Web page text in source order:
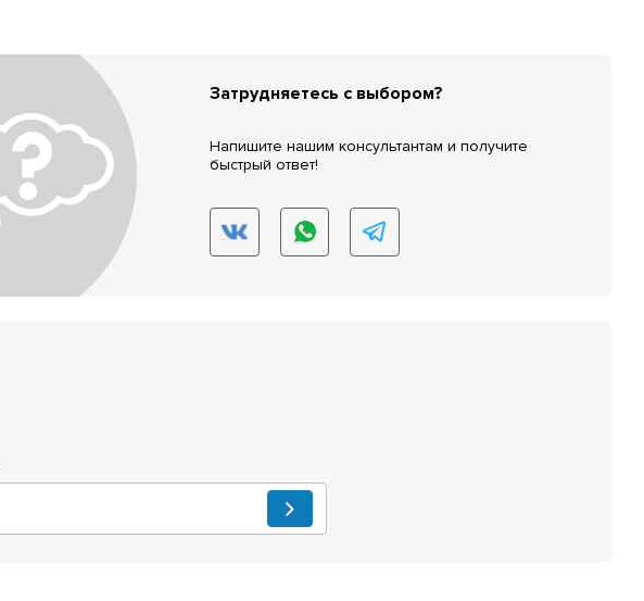
Затрудняетесь с выбором?
Напишите нашим консультантам и получите
быстрый ответ!